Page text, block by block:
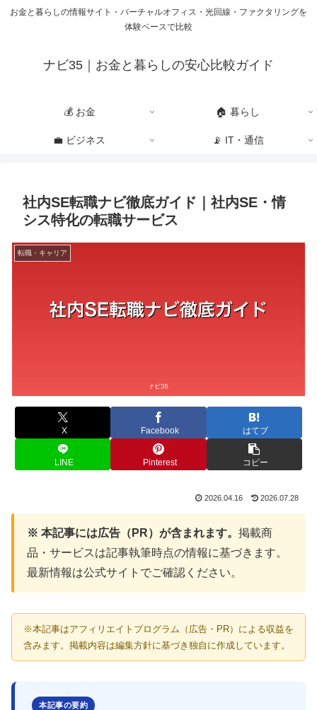
お金と暮らしの情報サイト・バーチャルオフィス・光回線・ファクタリングを
体験ベースで比較
ナビ35｜お金と暮らしの安心比較ガイド
💰 お金 🏠 暮らし
💼 ビジネス 📡 IT・通信
社内SE転職ナビ徹底ガイド｜社内SE・情
シス特化の転職サービス
転職・キャリア
X Facebook はてブ
LINE Pinterest コピー
2026.04.16 2026.07.28
※ 本記事には広告（PR）が含まれます。 掲載商
品・サービスは記事執筆時点の情報に基づきます。
最新情報は公式サイトでご確認ください。
※本記事はアフィリエイトプログラム（広告・PR）による収益を
含みます。掲載内容は編集方針に基づき独自に作成しています。
本記事の要約